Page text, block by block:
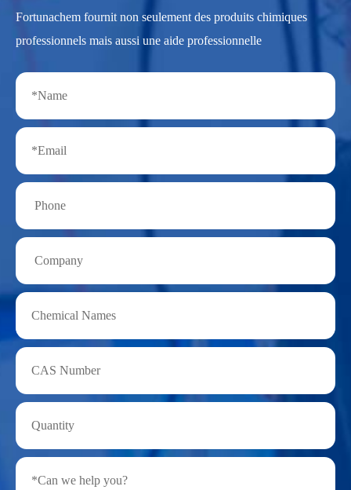
Fortunachem fournit non seulement des produits chimiques
professionnels mais aussi une aide professionnelle